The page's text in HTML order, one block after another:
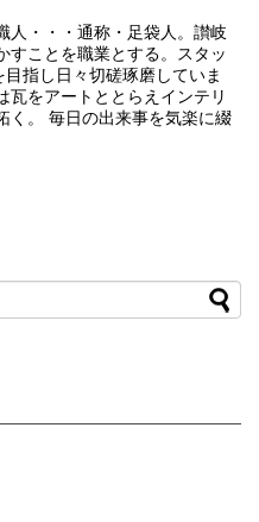
人・・・通称・足袋人。讃岐
すことを職業とする。スタッ
指し日々切磋琢磨していま
瓦をアートととらえインテリ
く。 毎日の出来事を気楽に綴